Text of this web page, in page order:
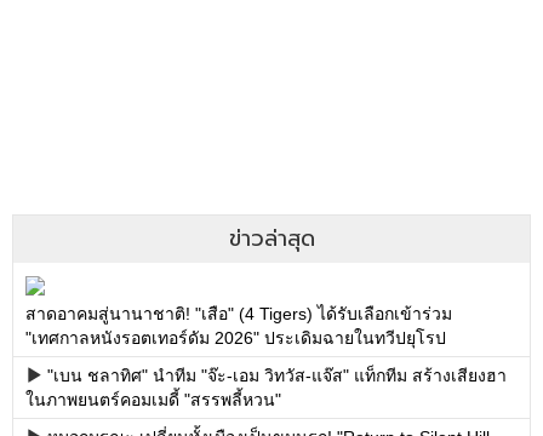
ข่าวล่าสุด
สาดอาคมสู่นานาชาติ! "เสือ" (4 Tigers) ได้รับเลือกเข้าร่วม
"เทศกาลหนังรอตเทอร์ดัม 2026" ประเดิมฉายในทวีปยุโรป
"เบน ชลาทิศ" นำทีม "จ๊ะ-เอม วิทวัส-แจ๊ส" แท็กทีม สร้างเสียงฮา
ในภาพยนตร์คอมเมดี้ "สรรพลี้หวน"